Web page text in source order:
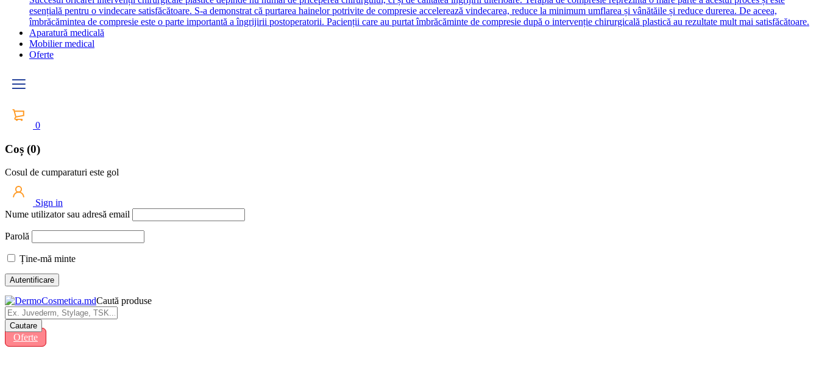
esențială pentru o vindecare satisfăcătoare. S-a demonstrat că purtarea hainelor potrivite de compresie accelerează vindecarea, reduce la minimum umflarea și vânătăile și reduce durerea. De aceea,
îmbrăcămintea de compresie este o parte importantă a îngrijirii postoperatorii. Pacienții care au purtat îmbrăcăminte de compresie după o intervenție chirurgicală plastică au rezultate mult mai satisfăcătoare.
Aparatură medicală
Mobilier medical
Oferte
0
Coș (0)
Cosul de cumparaturi este gol
Sign in
Nume utilizator sau adresă email
Parolă
Ține-mă minte
Caută produse
Oferte